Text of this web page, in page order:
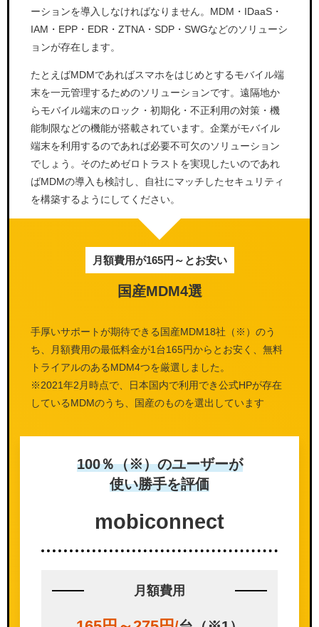
ーションを導入しなければなりません。MDM・IDaaS・
IAM・EPP・EDR・ZTNA・SDP・SWGなどのソリューシ
ョンが存在します。
たとえばMDMであればスマホをはじめとするモバイル端
末を一元管理するためのソリューションです。遠隔地か
らモバイル端末のロック・初期化・不正利用の対策・機
能制限などの機能が搭載されています。企業がモバイル
端末を利用するのであれば必要不可欠のソリューション
でしょう。そのためゼロトラストを実現したいのであれ
ばMDMの導入も検討し、自社にマッチしたセキュリティ
を構築するようにしてください。
月額費用が165円～とお安い
国産MDM4選
手厚いサポートが期待できる国産MDM18社（※）のう
ち、月額費用の最低料金が1台165円からとお安く、無料
トライアルのあるMDM4つを厳選しました。
※2021年2月時点で、日本国内で利用でき公式HPが存在
しているMDMのうち、国産のものを選出しています
100％（※）のユーザーが
使い勝手を評価
mobiconnect
月額費用